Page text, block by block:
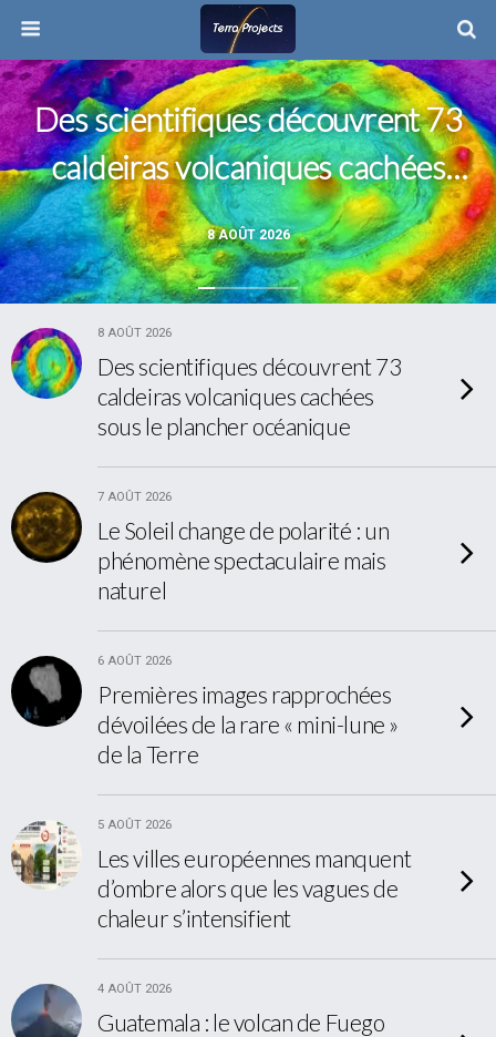
8 AOÛT 2026
Des scientifiques découvrent 73
caldeiras volcaniques cachées
sous le plancher océanique
8 AOÛT 2026
Des scientifiques découvrent 73
caldeiras volcaniques cachées
sous le plancher océanique
7 AOÛT 2026
Le Soleil change de polarité : un
phénomène spectaculaire mais
naturel
6 AOÛT 2026
Premières images rapprochées
dévoilées de la rare « mini-lune »
de la Terre
5 AOÛT 2026
Les villes européennes manquent
d’ombre alors que les vagues de
chaleur s’intensifient
4 AOÛT 2026
Guatemala : le volcan de Fuego